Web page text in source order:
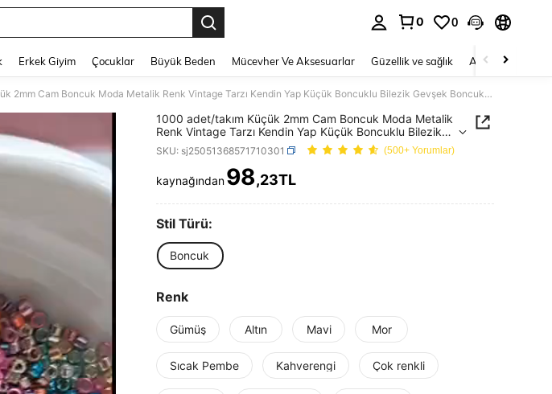
0 0
Erkek Giyim Çocuklar Büyük Beden Mücevher Ve Aksesuarlar Güzellik ve sağlık Ayakkabı
1000 adet/takım Küçük 2mm Cam Boncuk Moda Metalik Renk Vintage Tarzı Kendin Yap Küçük Boncuklu Bilezik Gevşek Boncuk El Yapımı Aksesuarlar
1000 adet/takım Küçük 2mm Cam Boncuk Moda Metalik
Renk Vintage Tarzı Kendin Yap Küçük Boncuklu Bilezik
Gevşek Boncuk El Yapımı Aksesuarlar
SKU: sj25051368571710301 (500+ Yorumlar)
PRICE AND AVAILABILITY
kaynağından98,23TL
Stil Türü:
Boncuk
Renk
Gümüş Altın Mavi Mor
Sıcak Pembe Kahverengi Çok renkli